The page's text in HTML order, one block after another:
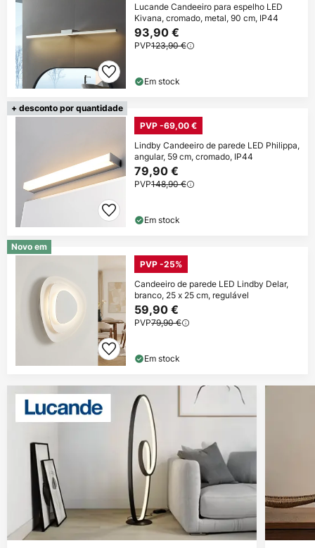
Lucande Candeeiro para espelho LED
Kivana, cromado, metal, 90 cm, IP44
93,90 €
PVP123,90 €
Em stock
+ desconto por quantidade
PVP -69,00 €
Lindby Candeeiro de parede LED Philippa,
angular, 59 cm, cromado, IP44
79,90 €
PVP148,90 €
Em stock
Novo em
PVP -25%
Candeeiro de parede LED Lindby Delar,
branco, 25 x 25 cm, regulável
59,90 €
PVP79,90 €
Em stock